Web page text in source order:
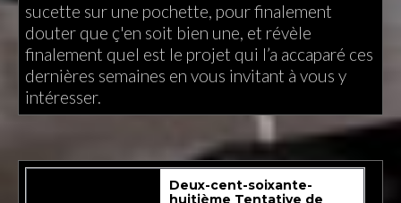
sucette sur une pochette, pour finalement
douter que ç'en soit bien une, et révèle
finalement quel est le projet qui l’a accaparé ces
dernières semaines en vous invitant à vous y
intéresser.